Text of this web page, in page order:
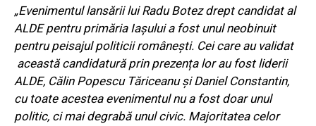
„Evenimentul lansării lui Radu Botez drept candidat al
ALDE pentru primăria Iașului a fost unul neobinuit
pentru peisajul politicii românești. Cei care au validat
această candidatură prin prezența lor au fost liderii
ALDE, Călin Popescu Tăriceanu și Daniel Constantin,
cu toate acestea evenimentul nu a fost doar unul
politic, ci mai degrabă unul civic. Majoritatea celor